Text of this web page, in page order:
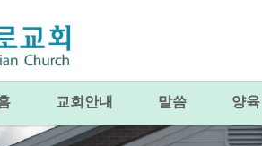
교회안내 말씀 양